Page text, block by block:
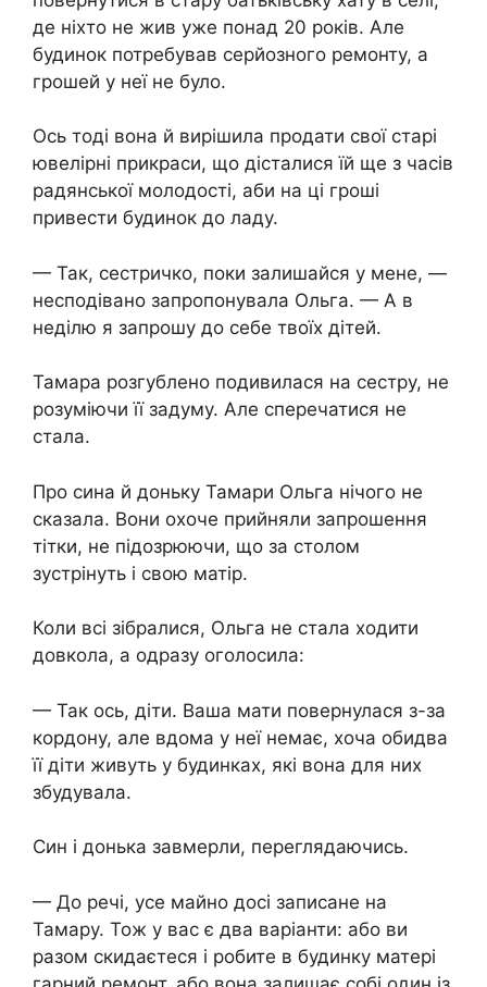
де ніхто не жив уже понад 20 років. Але
будинок потребував серйозного ремонту, а
грошей у неї не було.
Ось тоді вона й вирішила продати свої старі
ювелірні прикраси, що дісталися їй ще з часів
радянської молодості, аби на ці гроші
привести будинок до ладу.
— Так, сестричко, поки залишайся у мене, —
несподівано запропонувала Ольга. — А в
неділю я запрошу до себе твоїх дітей.
Тамара розгублено подивилася на сестру, не
розуміючи її задуму. Але сперечатися не
стала.
Про сина й доньку Тамари Ольга нічого не
сказала. Вони охоче прийняли запрошення
тітки, не підозрюючи, що за столом
зустрінуть і свою матір.
Коли всі зібралися, Ольга не стала ходити
довкола, а одразу оголосила:
— Так ось, діти. Ваша мати повернулася з-за
кордону, але вдома у неї немає, хоча обидва
її діти живуть у будинках, які вона для них
збудувала.
Син і донька завмерли, переглядаючись.
— До речі, усе майно досі записане на
Тамару. Тож у вас є два варіанти: або ви
разом скидаєтеся і робите в будинку матері